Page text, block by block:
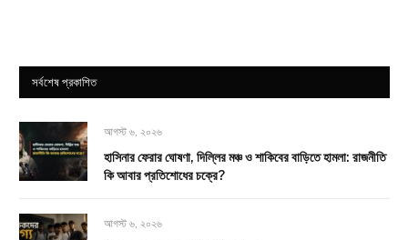
সর্বশেষ প্রকাশিত
আগস্ট ৬, ২০২৬
হাসিনার ফেরার ঘোষণা, দিল্লির মঞ্চ ও শাকিবের বাড়িতে হামলা: রাজনীতি
কি আবার প্রতিশোধের চক্রে?
আগস্ট ৬, ২০২৬